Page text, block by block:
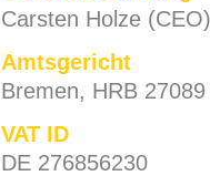
Carsten Holze (CEO)
Amtsgericht
Bremen, HRB 27089
VAT ID
DE 276856230